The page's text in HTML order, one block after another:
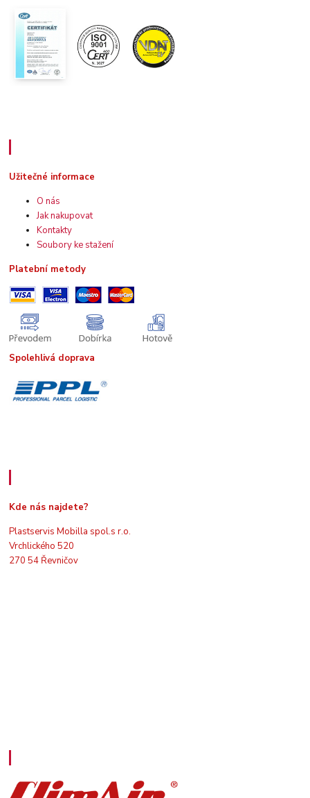
Užitečné informace
O nás
Jak nakupovat
Kontakty
Soubory ke stažení
Platební metody
Spolehlivá doprava
Kde nás najdete?
Plastservis Mobilla spol.s r.o.
Vrchlického 520
270 54 Řevničov